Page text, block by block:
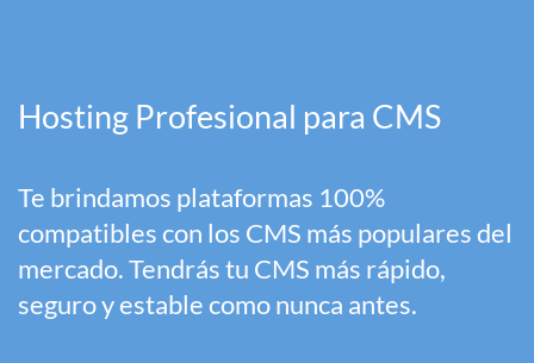
Hosting Profesional para CMS
Te brindamos plataformas 100%
compatibles con los CMS más populares del
mercado. Tendrás tu CMS más rápido,
seguro y estable como nunca antes.